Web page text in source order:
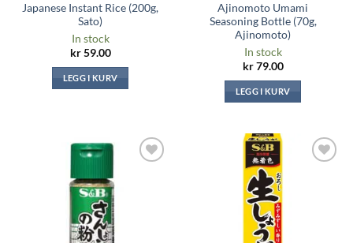
Japanese Instant Rice (200g,
Sato)
In stock
kr59.00
LEGG I KURV
Ajinomoto Umami
Seasoning Bottle (70g,
Ajinomoto)
In stock
kr79.00
LEGG I KURV